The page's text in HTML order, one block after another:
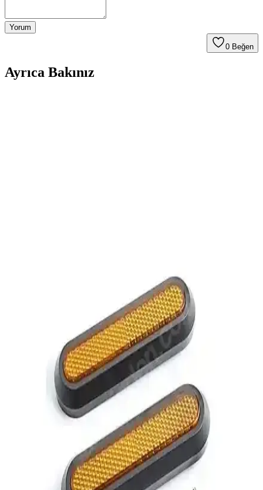
Yorum
0 Beğen
Ayrıca Bakınız
Dayanıklılık ile Güvenliği Artırır
Armor 606MVA disk kilidi, 120dB alarm ve dayanıklı yapısıyla
motor ve scooter güvenliğinizi sağlar. Yağmur ve zorlu koşullara
dayanıklı, pratik kullanımlı, universal uyumlu güvenlik çözümüdür.
Capslock Motosiklet Elcik Manet Fren Kilidi
Güvenlik ve Kullanım Kolaylığı Sağlar
Capslock motosiklet elcik manet fren kilidi, yüksek dayanıklılık ve
kullanım kolaylığıyla motosiklet ve scooter sahiplerine güvenlik
sağlar. Hafif tasarımıyla taşıması ve kullanımı pratiktir.
Robesbon 4.7-6.5 İnç Silikon Telefon Tutucu Ürün
İncelemesi ve Kullanıcı Yorumları
Robesbon'un silikon telefon tutucu modeli, 4.7-6.5 inç arası
telefonlar için esnek ve dayanıklı yapısıyla motosiklet, bisiklet ve
scooter kullanımı için ideal.